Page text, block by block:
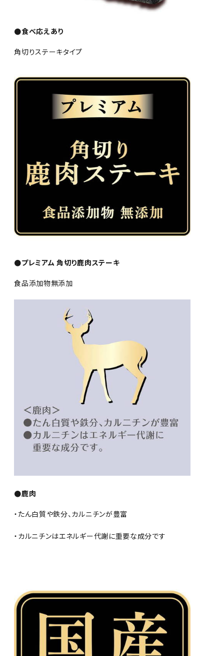
●食べ応えあり
角切りステーキタイプ
●プレミアム 角切り鹿肉ステーキ
食品添加物無添加
●鹿肉
・たん白質や鉄分、カルニチンが豊富
・カルニチンはエネルギー代謝に重要な成分です